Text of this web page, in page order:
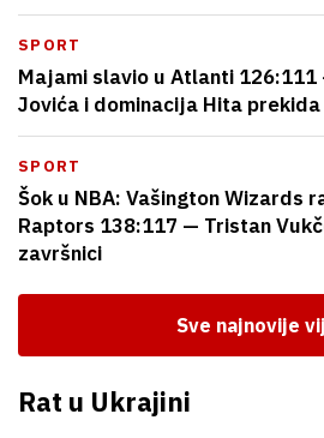
SPORT
Majami slavio u Atlanti
Jovića i dominacija Hita
SPORT
Šok u NBA: Vašington Wizards
Raptors 138:117 — Tristan
završnici
Sve najnovije
Rat u Ukrajini